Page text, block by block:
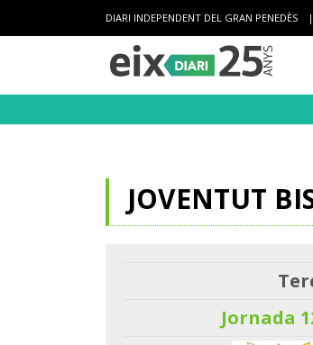
DIARI INDEPENDENT DEL GRAN PENEDÈS |
JOVENTUT
Jornada